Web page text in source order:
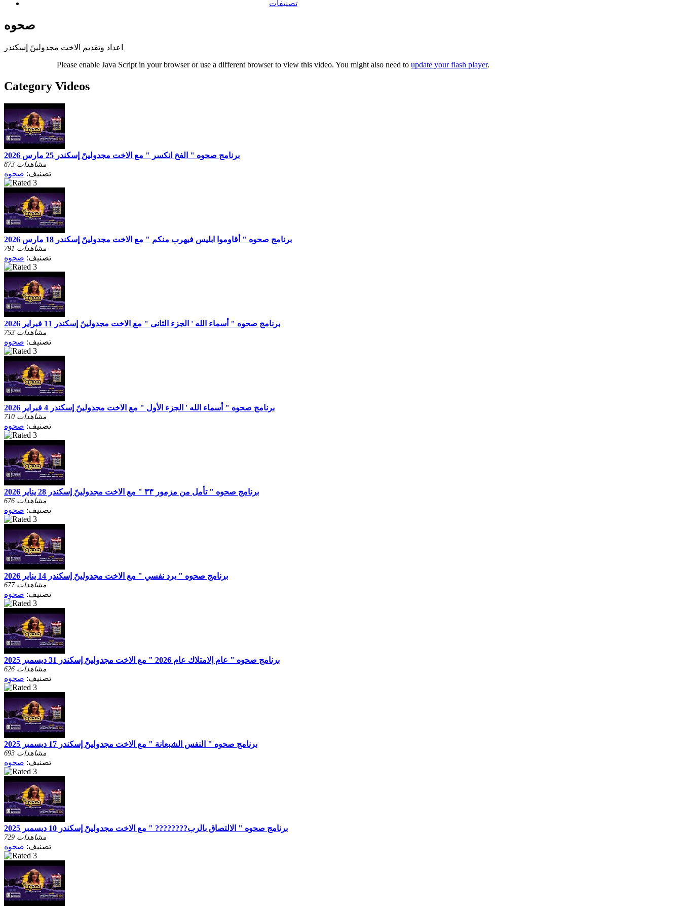
تصنيفات
صحوه
اعداد وتقديم الاخت مجدولينً إسكندر
Please enable Java Script in your browser or use a different browser to view this video. You might also need toupdate your flash player.
Category Videos
برنامج صحوه " الفخ انكسر " مع الاخت مجدولينً إسكندر 25 مارس 2026
873 مشاهدات
تصنيف: صحوه
برنامج صحوه " أقاوموا ابليس فيهرب منكم " مع الاخت مجدولينً إسكندر 18 مارس 2026
791 مشاهدات
تصنيف: صحوه
برنامج صحوه " أسماء الله ' الجزء الثانى " مع الاخت مجدولينً إسكندر 11 فبراير 2026
753 مشاهدات
تصنيف: صحوه
برنامج صحوه " أسماء الله ' الجزء الأول " مع الاخت مجدولينً إسكندر 4 فبراير 2026
710 مشاهدات
تصنيف: صحوه
برنامج صحوه " تأمل من مزمور ٣٣ " مع الاخت مجدولينً إسكندر 28 يناير 2026
676 مشاهدات
تصنيف: صحوه
برنامج صحوه " يرد نفسي " مع الاخت مجدولينً إسكندر 14 يناير 2026
677 مشاهدات
تصنيف: صحوه
برنامج صحوه " عام إلامتلاك عام 2026 " مع الاخت مجدولينً إسكندر 31 ديسمبر 2025
626 مشاهدات
تصنيف: صحوه
برنامج صحوه " النفس الشبعانة " مع الاخت مجدولينً إسكندر 17 ديسمبر 2025
693 مشاهدات
تصنيف: صحوه
برنامج صحوه " الالتصاق بالرب???????? " مع الاخت مجدولينً إسكندر 10 ديسمبر 2025
729 مشاهدات
تصنيف: صحوه